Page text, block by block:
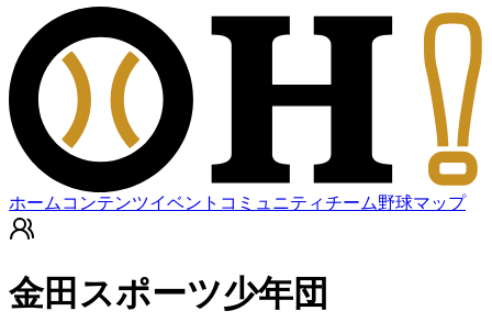
ホーム コンテンツイベント コミュニティチーム野球マップ
金田スポーツ少年団